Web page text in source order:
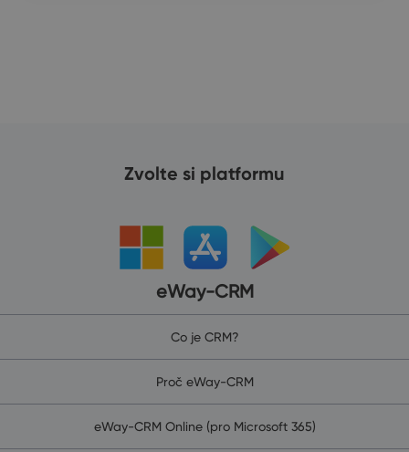
Zvolte si platformu
eWay-CRM
Co je CRM?
Proč eWay-CRM
eWay-CRM Online (pro Microsoft 365)